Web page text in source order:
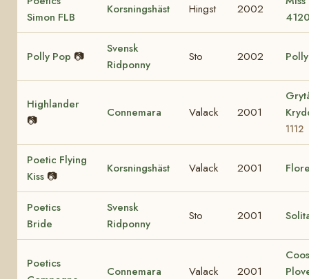
Simon FLB
Korsningshäst Hingst 2002
Polly Pop 📷
Svensk
Ridponny
Sto 2002
Highlander
📷
Connemara Valack 2001
1112
Poetic Flying
Kiss 📷
Korsningshäst Valack 2001
Poetics
Bride
Svensk
Ridponny
Sto 2001
Poetics
Connemara Valack 2001